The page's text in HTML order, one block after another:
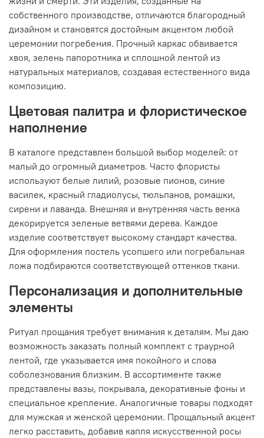
собственного производстве, отличаются благородный
дизайном и становятся достойным акцентом любой
церемонии погребения. Прочный каркас обвивается
хвоя, зелень папоротника и сплошной лентой из
натуральных материалов, создавая естественного вида
композицию.
Цветовая палитра и флористическое
наполнение
В каталоге представлен большой выбор моделей: от
малый до огромный диаметров. Часто флористы
используют белые лилий, розовые пионов, синие
василек, красный гладиолусы, тюльпанов, ромашки,
сирени и лаванда. Внешняя и внутренняя часть венка
декорируется зеленые ветвями дерева. Каждое
изделие соответствует высокому стандарт качества.
Для оформления постель усопшего или погребальная
ложа подбираются соответствующей оттенков ткани.
Персонализация и дополнительные
элементы
Ритуал прощания требует внимания к деталям. Мы даю
возможность заказать полный комплект с траурной
лентой, где указывается имя покойного и слова
соболезнования близким. В ассортименте также
представлены вазы, покрывала, декоративные фоны и
специальное крепление. Аналогичные товары подходят
для мужская и женской церемонии. Прощальный акцент
легко расставить, добавив капля искусственной росы